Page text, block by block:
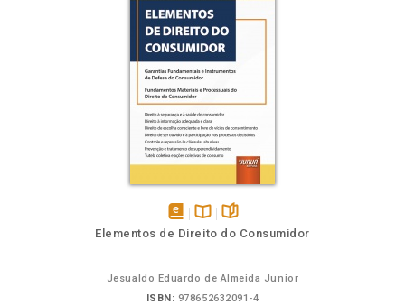
disponível
Disponível
páginas
Elementos de Direito do Consumidor
Jesualdo Eduardo de Almeida Junior
ISBN: 978652632091-4